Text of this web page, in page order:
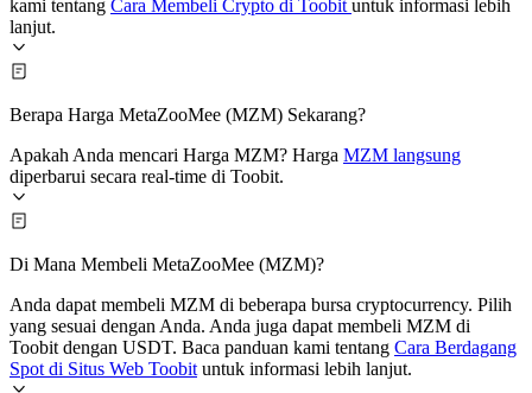
kami tentang Cara Membeli Crypto di Toobit untuk informasi lebih
lanjut.
Berapa Harga MetaZooMee (MZM) Sekarang?
Apakah Anda mencari Harga MZM? Harga MZM langsung
diperbarui secara real-time di Toobit.
Di Mana Membeli MetaZooMee (MZM)?
Anda dapat membeli MZM di beberapa bursa cryptocurrency. Pilih
yang sesuai dengan Anda. Anda juga dapat membeli MZM di
Toobit dengan USDT. Baca panduan kami tentang Cara Berdagang
Spot di Situs Web Toobit untuk informasi lebih lanjut.